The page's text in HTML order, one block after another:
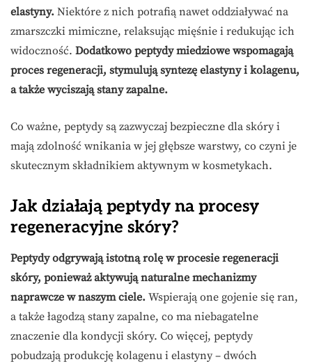
elastyny. Niektóre z nich potrafią nawet oddziaływać na
zmarszczki mimiczne, relaksując mięśnie i redukując ich
widoczność. Dodatkowo peptydy miedziowe wspomagają
proces regeneracji, stymulują syntezę elastyny i kolagenu,
a także wyciszają stany zapalne.
Co ważne, peptydy są zazwyczaj bezpieczne dla skóry i
mają zdolność wnikania w jej głębsze warstwy, co czyni je
skutecznym składnikiem aktywnym w kosmetykach.
Jak działają peptydy na procesy
regeneracyjne skóry?
Peptydy odgrywają istotną rolę w procesie regeneracji
skóry, ponieważ aktywują naturalne mechanizmy
naprawcze w naszym ciele. Wspierają one gojenie się ran,
a także łagodzą stany zapalne, co ma niebagatelne
znaczenie dla kondycji skóry. Co więcej, peptydy
pobudzają produkcję kolagenu i elastyny – dwóch